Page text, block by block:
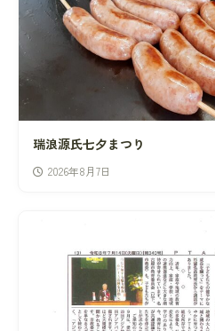
瑞浪源氏七夕まつり
2026年8月7日